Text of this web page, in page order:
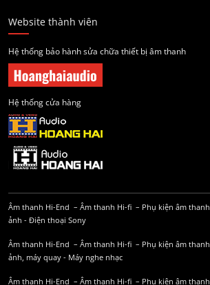
Website thành viên
Hệ thống bảo hành sửa chữa thiết bị âm thanh
Hệ thống cửa hàng
Âm thanh Hi-End – Âm thanh Hi-fi – Phụ kiện âm thanh
ảnh - Điện thoại Sony
Âm thanh Hi-End – Âm thanh Hi-fi – Phụ kiện âm thanh
ảnh, máy quay - Máy nghe nhạc
Âm thanh Hi-End – Âm thanh Hi-fi – Phụ kiện âm thanh